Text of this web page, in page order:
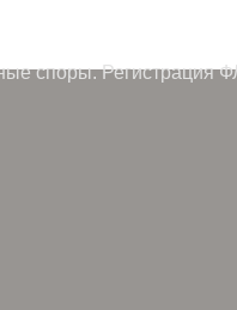
споры. Регистрация